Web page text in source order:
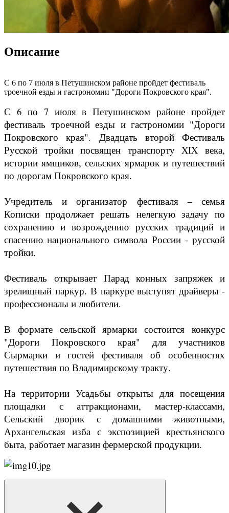
Описание
С 6 по 7 июля в Петушинском районе пройдет фестиваль
троечной езды и гастрономии "Дороги Покровского края".
С 6 по 7 июля в Петушинском районе пройдет
фестиваль троечной езды и гастрономии "Дороги
Покровского края". Двадцать второй Фестиваль
Русской тройки посвящен транспорту XIX века,
истории ямщиков, сельских ярмарок и путешествий
по дорогам Покровского края.
Учредитель и организатор фестиваля – семья
Кописки продолжает решать нелегкую задачу по
сохранению и возрождению русских традиций и
спасению национального символа России - русской
тройки.
Фестиваль открывает Парад конных запряжек и
зрелищный паркур. В паркуре выступят драйверы -
профессионалы и любители.
В формате сельской ярмарки состоится конкурс
"Дороги Покровского края" для участников
Сырмарки и гостей фестиваля об особенностях
путешествия по Владимирскому тракту.
На территории Усадьбы открыты для посещения
площадки с аттракционами, мастер-классами,
Сельский дворик с домашними животными,
Архангельская изба с экспозицией крестьянского
быта, работает магазин фермерской продукции.